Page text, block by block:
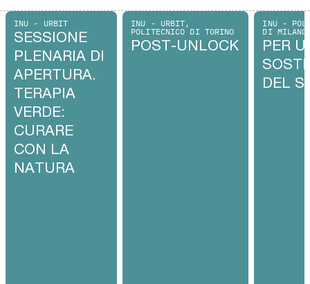
INU - URBIT
SESSIONE
PLENARIA DI
APERTURA.
TERAPIA
VERDE:
CURARE
CON LA
NATURA
INU - URBIT,
POLITECNICO DI TORINO
POST-UNLOCK
INU -
DI MILANO
PER
DEL